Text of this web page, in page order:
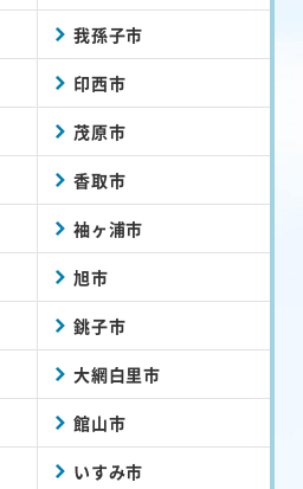
我孫子市
印西市
茂原市
香取市
袖ヶ浦市
旭市
銚子市
大網白里市
館山市
いすみ市